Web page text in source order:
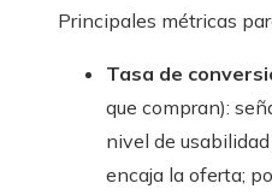
Principales métricas
Tasa de
que compran):
nivel de
encaja la oferta;